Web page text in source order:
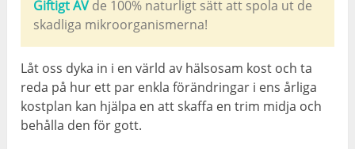
Giftigt AVde 100% naturligt sätt att spola ut de
skadliga mikroorganismerna!
Låt oss dyka in i en värld av hälsosam kost och ta
reda på hur ett par enkla förändringar i ens årliga
kostplan kan hjälpa en att skaffa en trim midja och
behålla den för gott.